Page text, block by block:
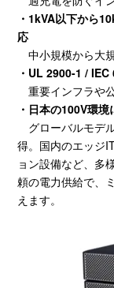
・1kVA以下から
応
中小規模から大
・ UL 2900-1 / IEC
重要インフラや
・ 日本の100V環境
グローバルモデ
得。国内のエッジ
ョン設備など、多
頼の電力供給で、
えます。